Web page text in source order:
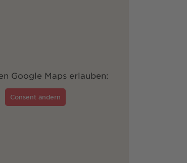
Google Maps erlauben:
Consent ändern